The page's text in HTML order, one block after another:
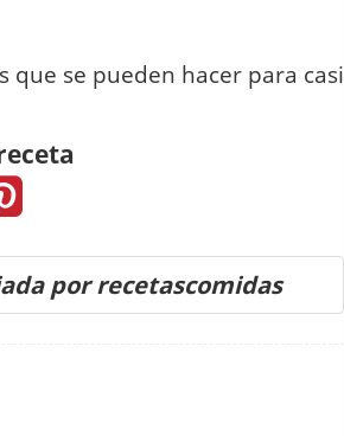
que se pueden hacer para casi
por recetascomidas